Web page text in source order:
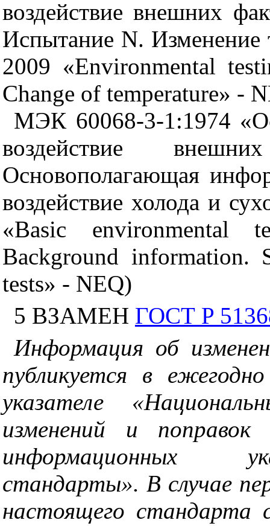
воздействие внешних
Испытание N. Изменение
2009 «Environmental
Change of temperature» -
МЭК 60068-3-1:1974
воздействие
Основополагающая
воздействие холода и
«Basic environmental
Background information.
tests» - NEQ)
5 ВЗАМЕН ГОСТ P
Информация об
публикуется в
указателе
изменений и
информационных
стандарты». В случае
настоящего стандарта